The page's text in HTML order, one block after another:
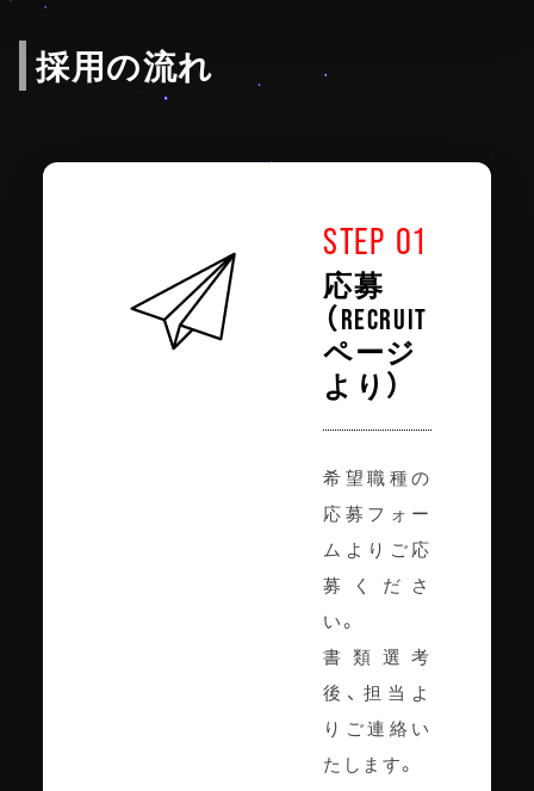
採用の流れ
STEP 01
応募
（RECRUIT
ページ
より）
希望職種の
応募フォー
ムよりご応
募くださ
い。
書類選考
後、担当よ
りご連絡い
たします。